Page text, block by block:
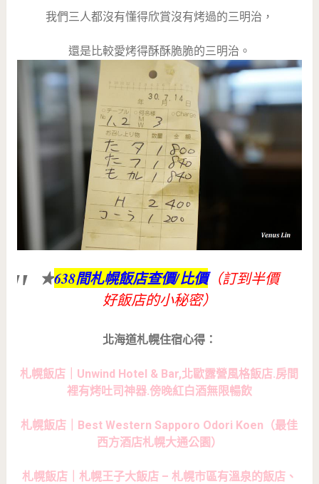
我們三人都沒有懂得欣賞沒有烤過的三明治，
還是比較愛烤得酥酥脆脆的三明治。
★638間札幌飯店查價/比價（訂到半價
好飯店的小秘密）
北海道札幌住宿心得：
札幌飯店｜Unwind Hotel & Bar,北歐露營風格飯店.房間
裡有烤吐司神器.傍晚紅白酒無限暢飲
札幌飯店｜Best Western Sapporo Odori Koen（最佳
西方酒店札幌大通公園）
札幌飯店｜札幌王子大飯店 – 札幌市區有溫泉的飯店、